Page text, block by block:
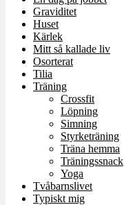
Graviditet
Huset
Kärlek
Mitt så kallade liv
Osorterat
Tilia
Träning
Crossfit
Löpning
Simning
Styrketräning
Träna hemma
Träningssnack
Yoga
Tvåbarnslivet
Typiskt mig